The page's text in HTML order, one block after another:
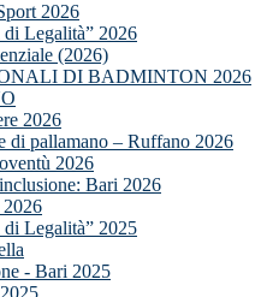
2026
di Legalità” 2026
(2026)
DI BADMINTON 2026
2026
di pallamano – Ruffano 2026
2026
Bari 2026
di Legalità” 2025
- Bari 2025